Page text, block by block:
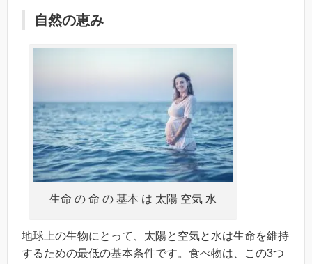
自然の恵み
生命 の 命 の 基本 は 太陽 空気 水
地球上の生物にとって、太陽と空気と水は生命を維持
するための最低の基本条件です。食べ物は、この3つ